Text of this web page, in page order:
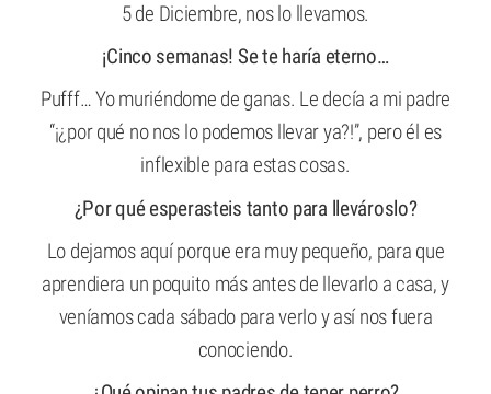
5 de Diciembre, nos lo llevamos.
¡Cinco semanas! Se te haría eterno…
Pufff… Yo muriéndome de ganas. Le decía a mi padre
“¡¿por qué no nos lo podemos llevar ya?!”, pero él es
inflexible para estas cosas.
¿Por qué esperasteis tanto para llevároslo?
Lo dejamos aquí porque era muy pequeño, para que
aprendiera un poquito más antes de llevarlo a casa, y
veníamos cada sábado para verlo y así nos fuera
conociendo.